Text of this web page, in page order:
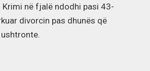
në fjalë ndodhi pasi 43-
divorcin pas dhunës që